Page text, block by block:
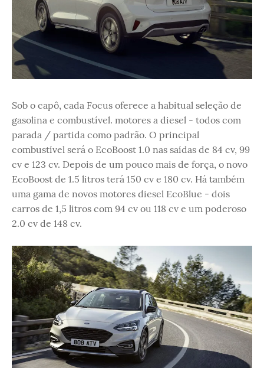
Sob o capô, cada Focus oferece a habitual seleção de
gasolina e combustível. motores a diesel - todos com
parada / partida como padrão. O principal
combustível será o EcoBoost 1.0 nas saídas de 84 cv, 99
cv e 123 cv. Depois de um pouco mais de força, o novo
EcoBoost de 1.5 litros terá 150 cv e 180 cv. Há também
uma gama de novos motores diesel EcoBlue - dois
carros de 1,5 litros com 94 cv ou 118 cv e um poderoso
2.0 cv de 148 cv.